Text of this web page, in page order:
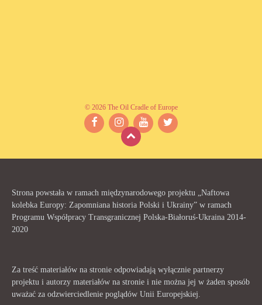
FacebookInstagramYouTubeTwitter
© 2026 The Oil Cradle of Europe
Strona powstała w ramach międzynarodowego projektu „Naftowa
kolebka Europy: Zapomniana historia Polski i Ukrainy” w ramach
Programu Współpracy Transgranicznej Polska-Białoruś-Ukraina 2014-
2020
Za treść materiałów na stronie odpowiadają wyłącznie partnerzy
projektu i autorzy materiałów na stronie i nie można jej w żaden sposób
uważać za odzwierciedlenie poglądów Unii Europejskiej.